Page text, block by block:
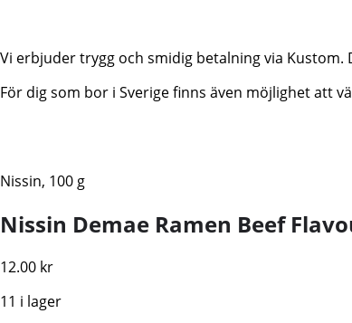
Vi erbjuder trygg och smidig betalning via Kustom.
För dig som bor i Sverige finns även möjlighet att
Nissin, 100 g
Nissin Demae Ramen Beef
12.00 kr
11 i lager